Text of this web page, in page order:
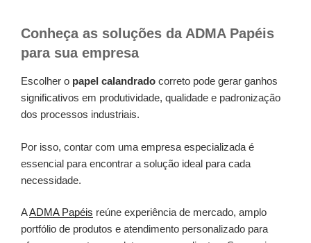
Conheça as soluções da ADMA Papéis
para sua empresa
Escolher o papel calandrado correto pode gerar ganhos
significativos em produtividade, qualidade e padronização
dos processos industriais.
Por isso, contar com uma empresa especializada é
essencial para encontrar a solução ideal para cada
necessidade.
AADMA Papéis reúne experiência de mercado, amplo
portfólio de produtos e atendimento personalizado para